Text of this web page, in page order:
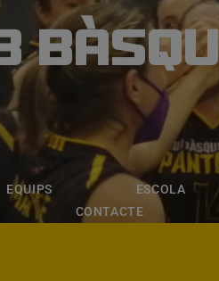
EQUIPS ESCOLA
CONTACTE
ESCOLA